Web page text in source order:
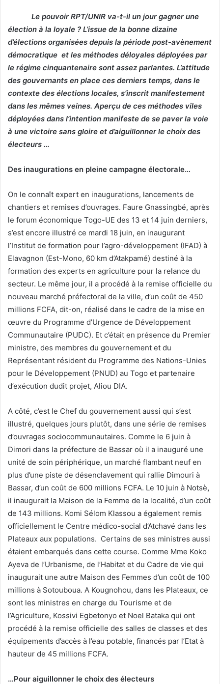
Le pouvoir RPT/UNIR va-t-il un jour gagner une
élection à la loyale ? L’issue de la bonne dizaine
d’élections organisées depuis la période post-avènement
démocratique et les méthodes déloyales déployées par
le régime cinquantenaire sont assez parlantes. L’attitude
des gouvernants en place ces derniers temps, dans le
contexte des élections locales, s’inscrit manifestement
dans les mêmes veines. Aperçu de ces méthodes viles
déployées dans l’intention manifeste de se paver la voie
à une victoire sans gloire et d’aiguillonner le choix des
électeurs …
Des inaugurations en pleine campagne électorale…
On le connaît expert en inaugurations, lancements de
chantiers et remises d’ouvrages. Faure Gnassingbé, après
le forum économique Togo-UE des 13 et 14 juin derniers,
s’est encore illustré ce mardi 18 juin, en inaugurant
l’Institut de formation pour l’agro-développement (IFAD) à
Elavagnon (Est-Mono, 60 km d’Atakpamé) destiné à la
formation des experts en agriculture pour la relance du
secteur. Le même jour, il a procédé à la remise officielle du
nouveau marché préfectoral de la ville, d’un coût de 450
millions FCFA, dit-on, réalisé dans le cadre de la mise en
œuvre du Programme d’Urgence de Développement
Communautaire (PUDC). Et c’était en présence du Premier
ministre, des membres du gouvernement et du
Représentant résident du Programme des Nations-Unies
pour le Développement (PNUD) au Togo et partenaire
d’exécution dudit projet, Aliou DIA.
A côté, c’est le Chef du gouvernement aussi qui s’est
illustré, quelques jours plutôt, dans une série de remises
d’ouvrages sociocommunautaires. Comme le 6 juin à
Dimori dans la préfecture de Bassar où il a inauguré une
unité de soin périphérique, un marché flambant neuf en
plus d’une piste de désenclavement qui rallie Dimouri à
Bassar, d’un coût de 600 millions FCFA. Le 10 juin à Notsè,
il inaugurait la Maison de la Femme de la localité, d’un coût
de 143 millions. Komi Sélom Klassou a également remis
officiellement le Centre médico-social d’Atchavé dans les
Plateaux aux populations. Certains de ses ministres aussi
étaient embarqués dans cette course. Comme Mme Koko
Ayeva de l’Urbanisme, de l’Habitat et du Cadre de vie qui
inaugurait une autre Maison des Femmes d’un coût de 100
millions à Sotouboua. A Kougnohou, dans les Plateaux, ce
sont les ministres en charge du Tourisme et de
l’Agriculture, Kossivi Egbetonyo et Noel Bataka qui ont
procédé à la remise officielle des salles de classes et des
équipements d’accès à l’eau potable, financés par l’Etat à
hauteur de 45 millions FCFA.
…Pour aiguillonner le choix des électeurs